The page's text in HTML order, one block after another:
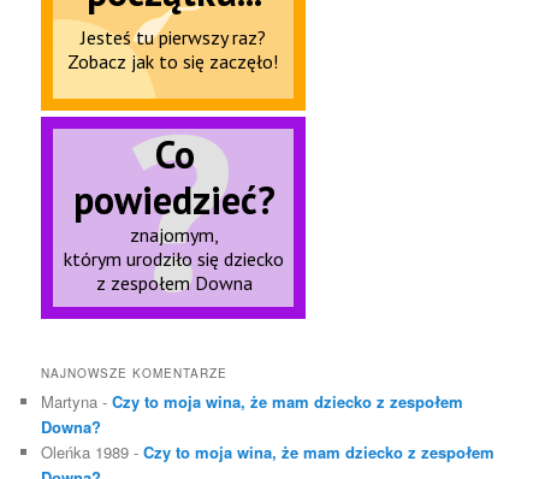
NAJNOWSZE KOMENTARZE
Martyna -Czy to moja wina, że mam dziecko z zespołem
Downa?
Oleńka 1989 -Czy to moja wina, że mam dziecko z zespołem